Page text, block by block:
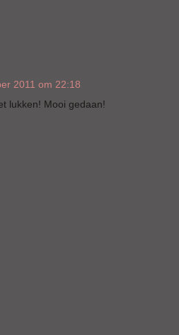
2011 om 22:18
lukken! Mooi gedaan!